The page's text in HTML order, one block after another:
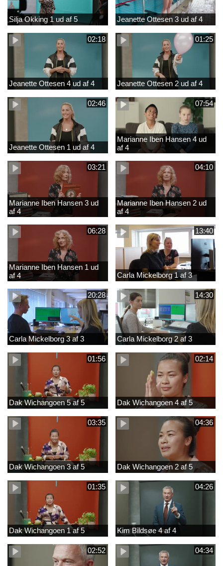
Silja Okking 1 ud af 5 Jeanette Ottesen 3 ud af 4
02:18
Jeanette Ottesen 4 ud af 4
01:25
Jeanette Ottesen 2 ud af 4
02:46
Jeanette Ottesen 1 ud af 4
07:54
Marianne Iben Hansen 4 ud
af 4
03:21
Marianne Iben Hansen 3 ud
af 4
04:10
Marianne Iben Hansen 2 ud
af 4
06:28
Marianne Iben Hansen 1 ud
af 4
13:40
Carla Mickelborg 1 af 3
20:28
Carla Mickelborg 3 af 3
14:30
Carla Mickelborg 2 af 3
01:56
Dak Wichangoen 5 af 5
02:14
Dak Wichangoen 4 af 5
03:35
Dak Wichangoen 3 af 5
04:36
Dak Wichangoen 2 af 5
01:35
Dak Wichangoen 1 af 5
04:26
Kim Bildsøe 4 af 4
02:52 04:34